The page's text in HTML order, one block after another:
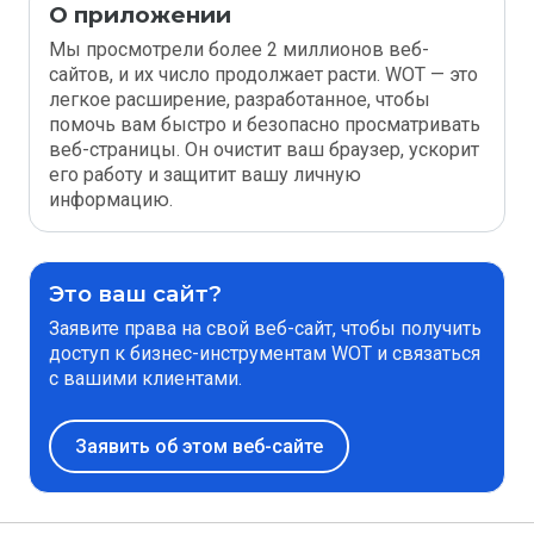
О приложении
Мы просмотрели более 2 миллионов веб-
сайтов, и их число продолжает расти. WOT — это
легкое расширение, разработанное, чтобы
помочь вам быстро и безопасно просматривать
веб-страницы. Он очистит ваш браузер, ускорит
его работу и защитит вашу личную
информацию.
Это ваш сайт?
Заявите права на свой веб-сайт, чтобы получить
доступ к бизнес-инструментам WOT и связаться
с вашими клиентами.
Заявить об этом веб-сайте